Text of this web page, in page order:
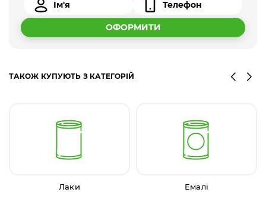
ОФОРМИТИ
ТАКОЖ КУПУЮТЬ З КАТЕГОРІЙ
Лаки Емалі